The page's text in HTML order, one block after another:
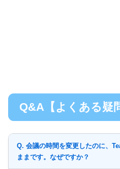
Q&A【よくある疑
Q. 会議の時間を変更したのに、
ままです。なぜですか？